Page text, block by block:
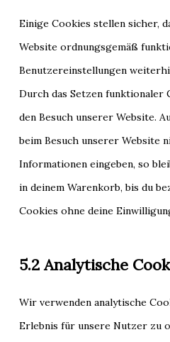
Einige Cookies stellen sicher,
Website ordnungsgemäß
Benutzereinstellungen
Durch das Setzen
den Besuch unserer Website.
beim Besuch unserer Website
Informationen eingeben, so
in deinem Warenkorb, bis du
Cookies ohne deine
5.2 Analytische
Wir verwenden analytische
Erlebnis für unsere Nutzer zu